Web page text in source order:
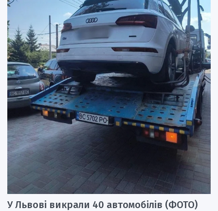
У Львові викрали 40 автомобілів (ФОТО)